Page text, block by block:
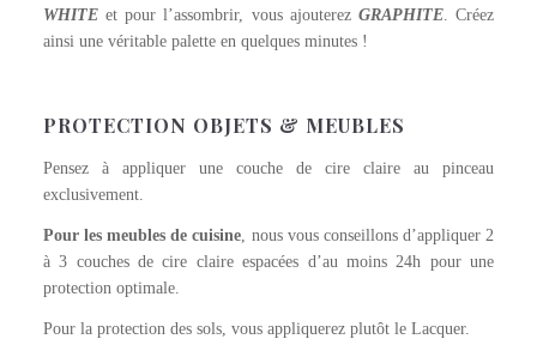
WHITEet pour l’assombrir, vous ajouterez GRAPHITE. Créez
ainsi une véritable palette en quelques minutes !
PROTECTION OBJETS & MEUBLES
Pensez à appliquer une couche de cire claire au pinceau
exclusivement.
Pour les meubles de cuisine , nous vous conseillons d’appliquer 2
à 3 couches de cire claire espacées d’au moins 24h pour une
protection optimale.
Pour la protection des sols, vous appliquerez plutôt le Lacquer.